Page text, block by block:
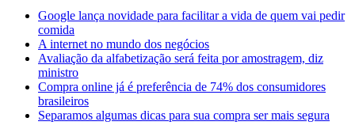
Google lança novidade para facilitar a vida de quem vai pedir
comida
A internet no mundo dos negócios
Avaliação da alfabetização será feita por amostragem, diz
ministro
Compra online já é preferência de 74% dos consumidores
brasileiros
Separamos algumas dicas para sua compra ser mais segura